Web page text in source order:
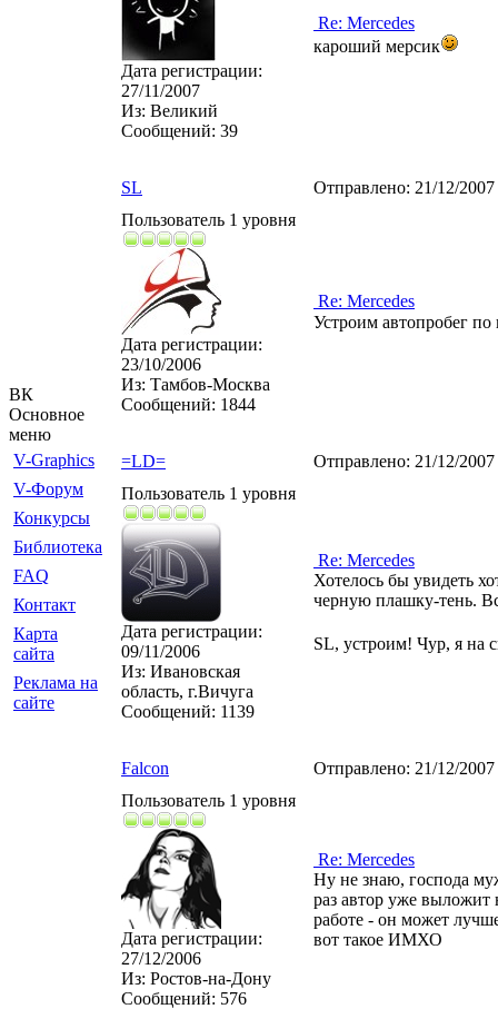
ВК
Основное
меню
V-Graphics
V-Форум
Конкурсы
Библиотека
FAQ
Контакт
Карта
сайта
Реклама на
сайте
Дата регистрации:
27/11/2007
Из: Великий
Сообщений: 39
Re: Mercedes
кароший мерсик
SL Отправлено: 21/12/
Пользователь 1 уровня
Дата регистрации:
23/10/2006
Из: Тамбов-Москва
Сообщений: 1844
Re: Mercedes
Устроим автопробег
=LD= Отправлено: 21/12/
Пользователь 1 уровня
Дата регистрации:
09/11/2006
Из: Ивановская
область, г.Вичуга
Сообщений: 1139
Re: Mercedes
Хотелось бы увидеть
черную плашку-тень.
SL, устроим! Чур, я на
Falcon Отправлено: 21/12/
Пользователь 1 уровня
Дата регистрации:
27/12/2006
Из: Ростов-на-Дону
Сообщений: 576
Re: Mercedes
Ну не знаю, господа
раз автор уже выложит
работе - он может
вот такое ИМХО